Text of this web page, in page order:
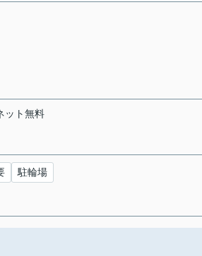
ット無料
駐輪場